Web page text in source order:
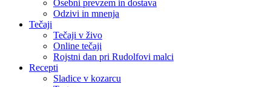
Osebni prevzem in dostava
Odzivi in mnenja
Tečaji
Tečaji v živo
Online tečaji
Rojstni dan pri Rudolfovi malci
Recepti
Sladice v kozarcu